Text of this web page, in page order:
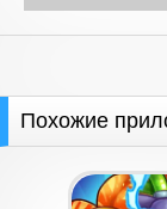
Похожие